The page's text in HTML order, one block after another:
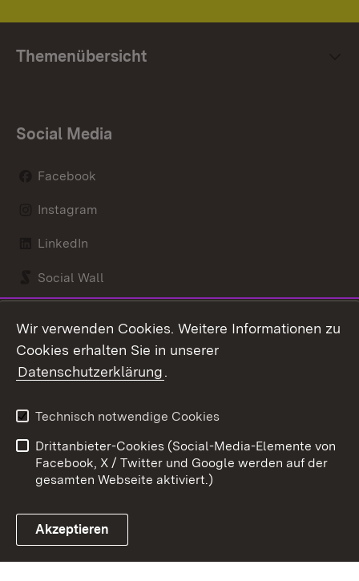
Themenübersicht
Social Media
Facebook
Instagram
LinkedIn
Social Wall
Link zum Landesportal
Kontakt
Barrierefreiheit
Impressum
Cookies
Wir verwenden Cookies. Weitere Informationen zu
Cookies erhalten Sie in unserer
Datenschutzerklärung.
Technisch notwendige Cookies
Drittanbieter-Cookies (Social-Media-Elemente von
Facebook, X / Twitter und Google werden auf der
gesamten Webseite aktiviert.)
Akzeptieren